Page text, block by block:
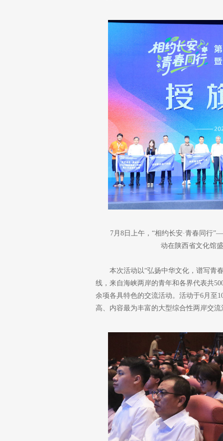
7月8日上午，“相约长安·青春同行
动在陕西省文化馆
本次活动以“弘扬中华文化，谱写青
线，来自海峡两岸的青年和各界代表共
余项各具特色的交流活动。活动于6月至
高、内容最为丰富的大型综合性两岸交流